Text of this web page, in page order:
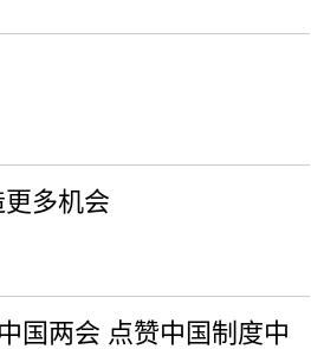
多机会
国两会 点赞中国制度中